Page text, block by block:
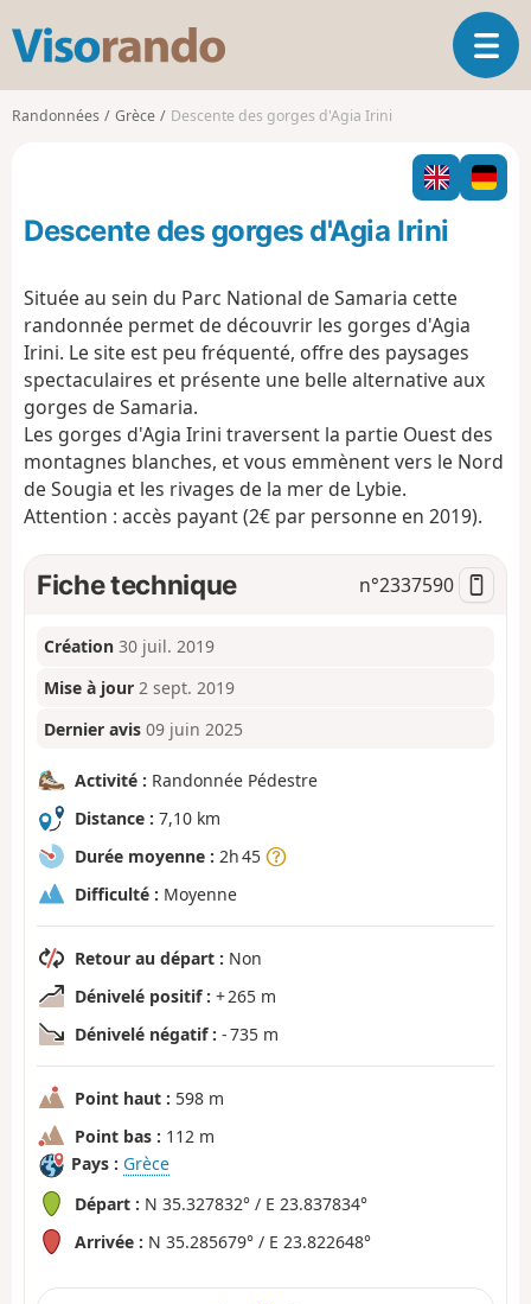
s
o
o
O
u
i
r
l
i
o
Randonnées Grèce Descente des gorges d'Agia Irini
Descente des gorges d'Agia Irini
Située au sein du Parc National de Samaria cette
randonnée permet de découvrir les gorges d'Agia
Irini. Le site est peu fréquenté, offre des paysages
spectaculaires et présente une belle alternative aux
gorges de Samaria.
Les gorges d'Agia Irini traversent la partie Ouest des
montagnes blanches, et vous emmènent vers le Nord
de Sougia et les rivages de la mer de Lybie.
Attention : accès payant (2€ par personne en 2019).
Fiche technique n°2337590
Création 30 juil. 2019
Mise à jour 2 sept. 2019
Dernier avis 09 juin 2025
Activité : Randonnée Pédestre
Distance : 7,10 km
Durée moyenne : 2h 45
Difficulté : Moyenne
Retour au départ : Non
Dénivelé positif : + 265 m
Dénivelé négatif : - 735 m
Point haut : 598 m
Point bas : 112 m
Pays : Grèce
Départ : N 35.327832° / E 23.837834°
Arrivée : N 35.285679° / E 23.822648°